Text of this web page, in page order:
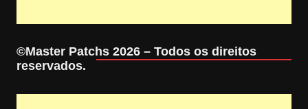
©Master Patchs 2026 – Todos os direitos
reservados.